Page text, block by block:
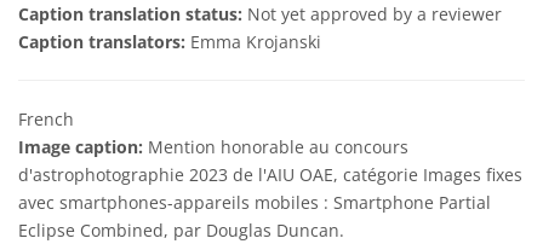
Caption translation status: Not yet approved by a reviewer
Caption translators: Emma Krojanski
French
Image caption: Mention honorable au concours
d'astrophotographie 2023 de l'AIU OAE, catégorie Images fixes
avec smartphones-appareils mobiles : Smartphone Partial
Eclipse Combined, par Douglas Duncan.